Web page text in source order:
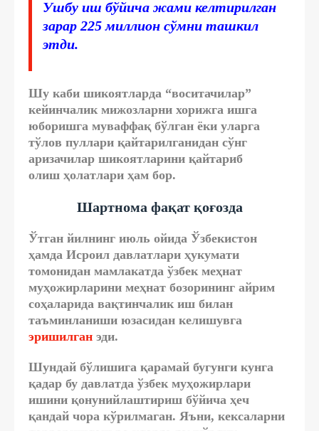
Ушбу иш бўйича жами келтирилган
зарар 225 миллион сўмни ташкил
этди.
Шу каби шикоятларда “воситачилар”
кейинчалик мижозларни хорижга ишга
юборишга муваффақ бўлган ёки уларга
тўлов пуллари қайтарилганидан сўнг
аризачилар шикоятларини қайтариб
олиш ҳолатлари ҳам бор.
Шартнома фақат қоғозда
Ўтган йилнинг июль ойида Ўзбекистон
ҳамда Исроил давлатлари ҳукумати
томонидан мамлакатда ўзбек меҳнат
муҳожирларини меҳнат бозорининг айрим
соҳаларида вақтинчалик иш билан
таъминланиши юзасидан келишувга
эришилган эди.
Шундай бўлишига қарамай бугунги кунга
қадар бу давлатда ўзбек муҳожирлари
ишини қонунийлаштириш бўйича ҳеч
қандай чора кўрилмаган. Яъни, кексаларни